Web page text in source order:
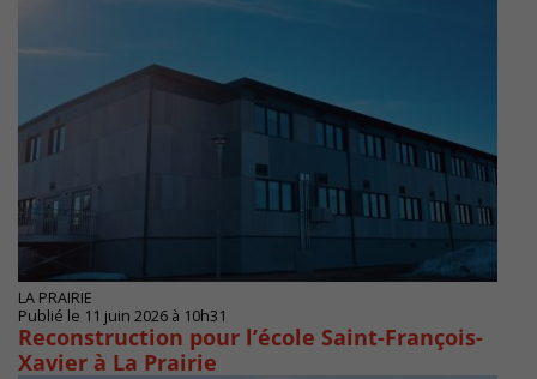
LA PRAIRIE
Publié le 11 juin 2026 à 10h31
Reconstruction pour l’école Saint-François-
Xavier à La Prairie